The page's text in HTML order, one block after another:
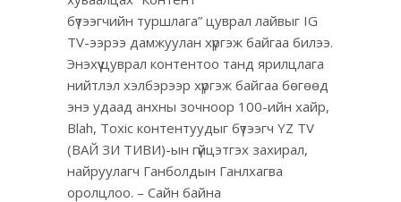
бүтээгчийн туршлага” цуврал лайвыг IG
TV-ээрээ дамжуулан хүргэж байгаа билээ.
Энэхүү цуврал контентоо танд ярилцлага
нийтлэл хэлбэрээр хүргэж байгаа бөгөөд
энэ удаад анхны зочноор 100-ийн хайр,
Blah, Toxic контентуудыг бүтээгч YZ TV
(ВАЙ ЗИ ТИВИ)-ын гүйцэтгэх захирал,
найруулагч Ганболдын Ганлхагва
оролцлоо. – Сайн байна